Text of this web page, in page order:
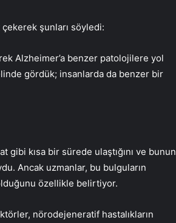
şunları söyledi:
Alzheimer’a benzer patolojilere yol
gördük; insanlarda da benzer bir
kısa bir sürede ulaştığını ve bunun
Ancak uzmanlar, bu bulguların
özellikle belirtiyor.
nörodejeneratif hastalıkların